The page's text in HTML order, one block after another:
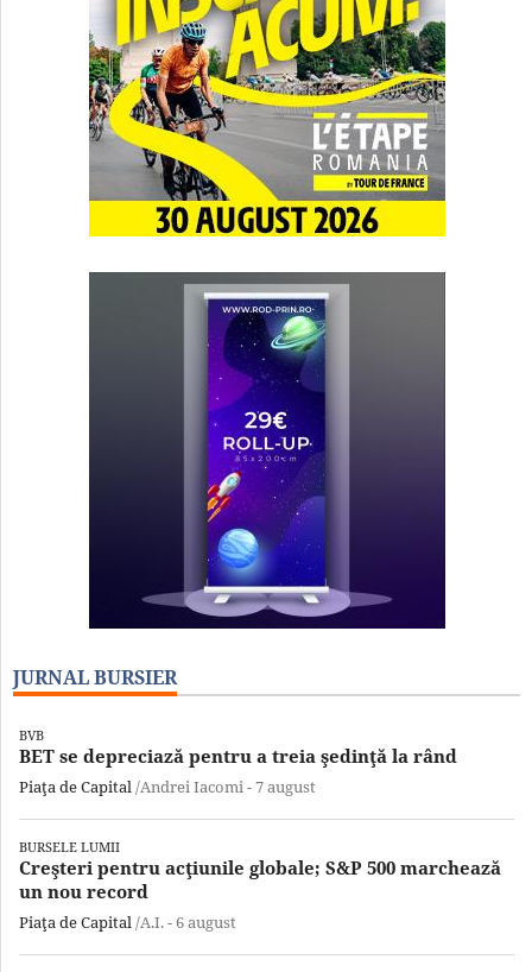
JURNAL BURSIER
BVB
BET se depreciază pentru a treia şedinţă la rând
Piaţa de Capital/Andrei Iacomi -7 august
BURSELE LUMII
Creşteri pentru acţiunile globale; S&P 500 marchează
un nou record
Piaţa de Capital/A.I. -6 august